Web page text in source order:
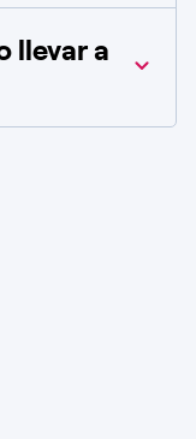
llevar a